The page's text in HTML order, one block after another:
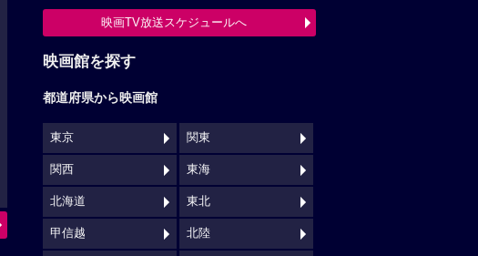
映画TV放送スケジュールへ
映画館を探す
都道府県から映画館
東京 関東
関西 東海
北海道 東北
甲信越 北陸